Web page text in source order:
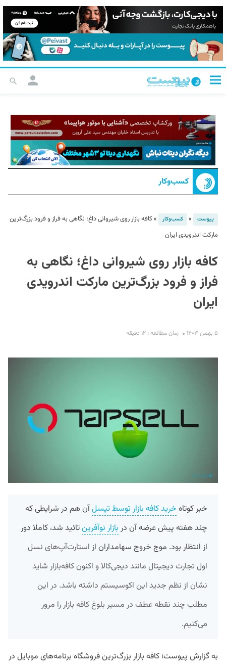
کسب‌و‌کار
پیوست » کسب‌و‌کار »کافه بازار روی شیروانی داغ؛ نگاهی به فراز و فرود بزرگ‌ترین
مارکت اندرویدی ایران
کافه بازار روی شیروانی داغ؛ نگاهی به
فراز و فرود بزرگ‌ترین مارکت اندرویدی
ایران
۵ بهمن ۱۴۰۳ زمان مطالعه : ۱۲ دقیقه
خبر کوتاه خرید کافه بازار توسط تپسلآن هم در شرایطی که
چند هفته پیش عرضه آن در بازار نوآفرینتائید شد، کاملا دور
از انتظار بود. موج خروج سهامداران از استارت‌آپ‌های نسل
اول تجارت دیجیتال مانند دیجی‌کالا و اکنون کافه‌بازار شاید
نشان از نظم جدید این اکوسیستم داشته باشد. در این
مطلب چند نقطه عطف در مسیر بلوغ کافه بازار را مرور
می‌کنیم.
به گزارش پیوست؛ کافه بازار بزرگ‌ترین فروشگاه‌ برنامه‌های موبایل در